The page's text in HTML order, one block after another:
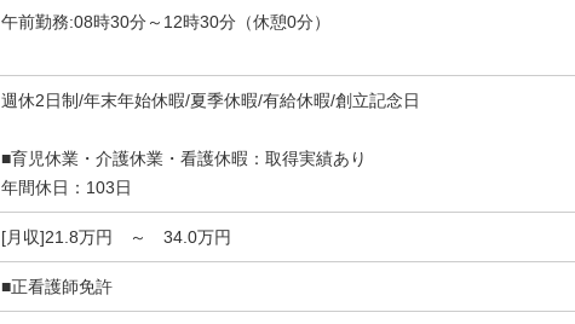
午前勤務:08時30分～12時30分（休憩0分）
週休2日制/年末年始休暇/夏季休暇/有給休暇/創立記念日
■育児休業・介護休業・看護休暇：取得実績あり
年間休日：103日
[月収]21.8万円 ～ 34.0万円
■正看護師免許